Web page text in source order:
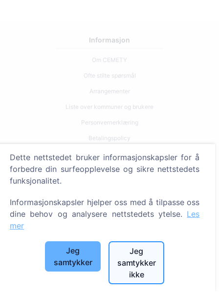
Informasjon
Om CEMETY
Ofte stilte spørsmål
Arrangementer
Liste over kommuner og brukere
Personvernerklæring
Betalingspolicy
Innstillinger for informasjonskapsler
Søk
Søk etter gravplasser
SIA "CEMETY", LV40103618951
Dette nettstedet bruker informasjonskapsler for å
forbedre din surfeopplevelse og sikre nettstedets
funksjonalitet.
Informasjonskapsler hjelper oss med å tilpasse oss
dine behov og analysere nettstedets ytelse. Les
mer
Jeg
samtykker
Jeg
samtykker
ikke